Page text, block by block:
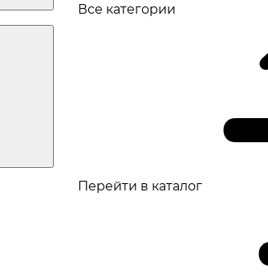
Все катeгории
Перейти в каталог